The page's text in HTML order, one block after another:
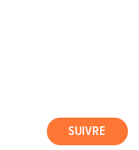
SUIVRE